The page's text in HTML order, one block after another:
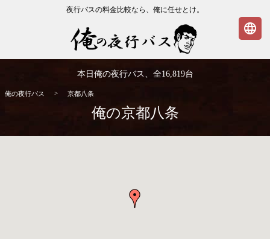
夜行バスの料金比較なら、俺に任せとけ。
本日俺の夜行バス、全16,819台
俺の夜行バス > 京都八条
俺の京都八条
language